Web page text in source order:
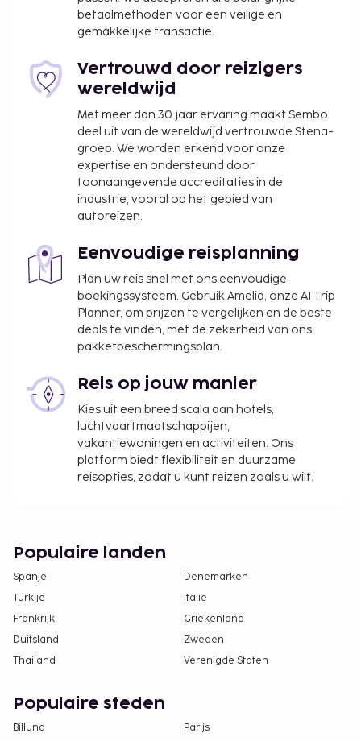
fitnesscentrum of maak gebruik van gratis wifi of
conciërgeservices. Bestel iets lekkers in een van de
3 restaurants van dit hotel of blijf gewoon in je
kamer en profiteer van de 24-uurs roomservice. Op
werkdagen wordt er tegen betaling een
ontbijtbuffet geserveerd van 06.30 uur tot 10.30 uur
en in het weekend is dit beschikbaar van 06.30 uur
tot 11.00 uur.
Toeslag voor het ontbijtbuffet: ca. SAR 86.25
voor volwassenen en ca. SAR 46 voor kinderen
Toeslag voor extra bed: SAR 100.0 per nacht
Deze lijst is mogelijk niet volledig. Toeslagen en
borgsommen zijn mogelijk excl. btw en kunnen
wijzigen.
Echtparen die een kamer willen delen, dienen te
bewijzen dat zij gehuwd zijn.
Aangrenzende kamers kunnen aangevraagd
Informeer rechtstreeks bij de accommodatie
via de contactgegevens in de
boekingsbevestiging.
In deze accommodatie zijn huisdieren en
assistentiedieren niet toegestaan.
betaalmethoden voor een veilige en
gemakkelijke transactie.
Vertrouwd door reizigers
wereldwijd
Met meer dan 30 jaar ervaring maakt Sembo
deel uit van de wereldwijd vertrouwde Stena-
groep. We worden erkend voor onze
expertise en ondersteund door
toonaangevende accreditaties in de
industrie, vooral op het gebied van
autoreizen.
Eenvoudige reisplanning
Plan uw reis snel met ons eenvoudige
boekingssysteem. Gebruik Amelia, onze AI Trip
Planner, om prijzen te vergelijken en de beste
deals te vinden, met de zekerheid van ons
pakketbeschermingsplan.
Reis op jouw manier
Kies uit een breed scala aan hotels,
luchtvaartmaatschappijen,
vakantiewoningen en activiteiten. Ons
platform biedt flexibiliteit en duurzame
reisopties, zodat u kunt reizen zoals u wilt.
Populaire landen
Spanje
Denemarken
Turkije
Italië
Frankrijk
Griekenland
Duitsland
Zweden
Thailand
Verenigde Staten
Populaire steden
Billund
Parijs